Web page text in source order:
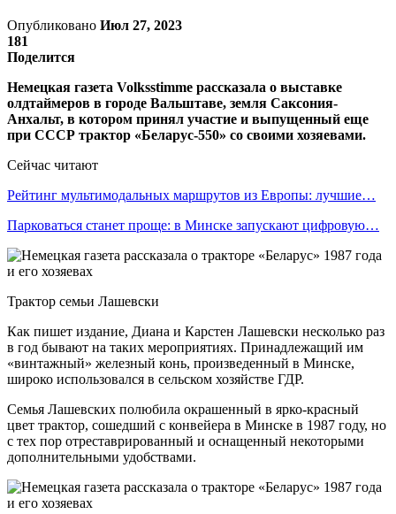
Опубликовано Июл 27, 2023
181
Поделится
Немецкая газета Volksstimme рассказала о выставке
олдтаймеров в городе Вальштаве, земля Саксония-
Анхальт, в котором принял участие и выпущенный еще
при СССР трактор «Беларус-550» со своими хозяевами.
Сейчас читают
Рейтинг мультимодальных маршрутов из Европы: лучшие…
Парковаться станет проще: в Минске запускают цифровую…
Трактор семьи Лашевски
Как пишет издание, Диана и Карстен Лашевски несколько раз
в год бывают на таких мероприятиях. Принадлежащий им
«винтажный» железный конь, произведенный в Минске,
широко использовался в сельском хозяйстве ГДР.
Семья Лашевских полюбила окрашенный в ярко-красный
цвет трактор, сошедший с конвейера в Минске в 1987 году, но
с тех пор отреставрированный и оснащенный некоторыми
дополнительными удобствами.